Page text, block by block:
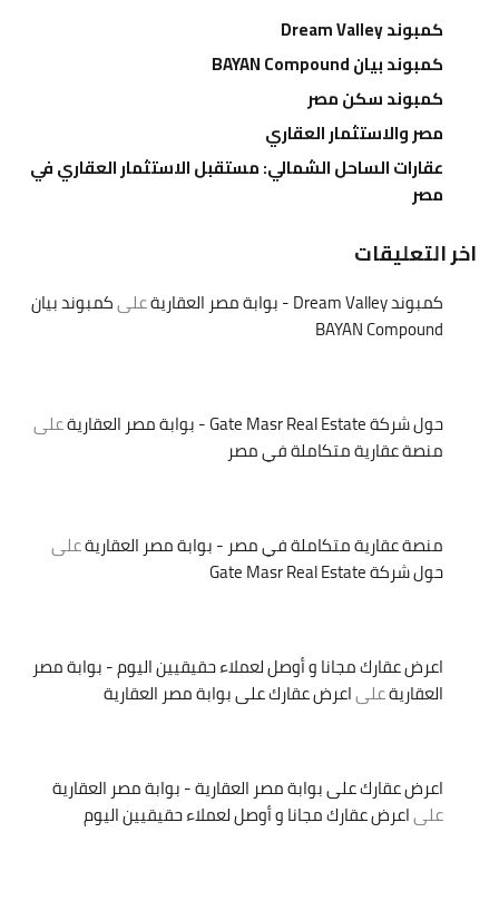
كمبوند Dream Valley
كمبوند بيان BAYAN Compound
كمبوند سكن مصر
مصر والاستثمار العقاري
عقارات الساحل الشمالي: مستقبل الاستثمار العقاري في
مصر
اخر التعليقات
كمبوند Dream Valley - بوابة مصر العقارية علىكمبوند بيان
BAYAN Compound
حول شركة Gate Masr Real Estate - بوابة مصر العقارية
على
منصة عقارية متكاملة في مصر
منصة عقارية متكاملة في مصر - بوابة مصر العقاريةعلى
حول شركة Gate Masr Real Estate
اعرض عقارك مجانا و أوصل لعملاء حقيقيين اليوم - بوابة مصر
العقاريةعلىاعرض عقارك على بوابة مصر العقارية
اعرض عقارك على بوابة مصر العقارية - بوابة مصر العقارية
علىاعرض عقارك مجانا و أوصل لعملاء حقيقيين اليوم